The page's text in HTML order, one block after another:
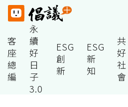
客
座
總
編
永
續
好
日
子
3.0
ESG
創
新
ESG
新
知
共
好
社
會